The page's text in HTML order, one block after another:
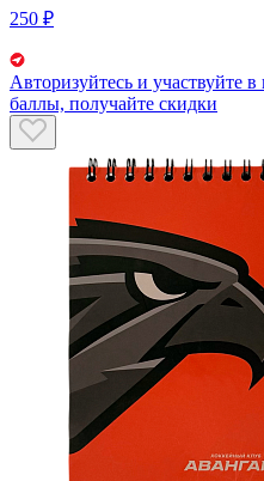
250 ₽
Авторизуйтесь и участвуйте
баллы, получайте скидки